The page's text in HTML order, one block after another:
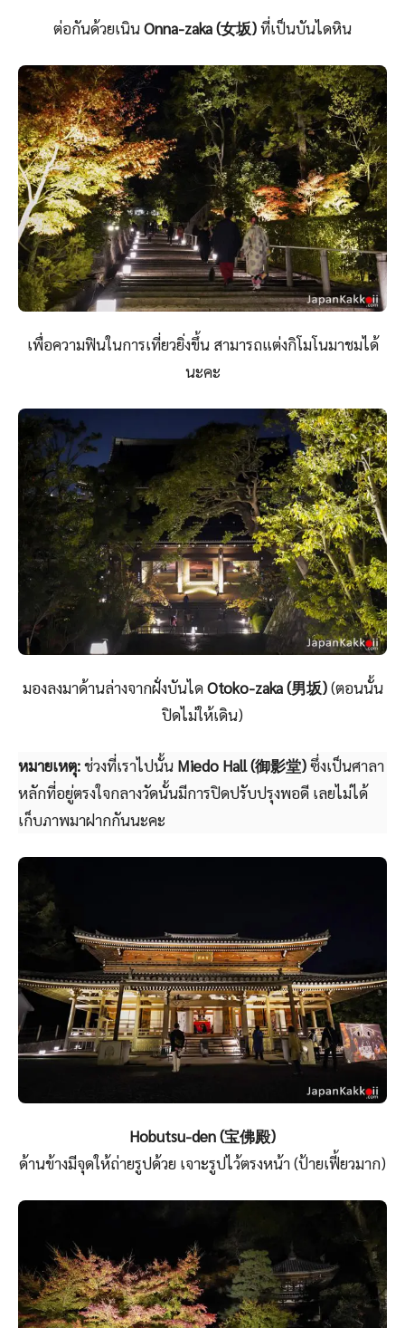
ต่อกันด้วยเนินOnna-zaka (女坂)ที่เป็นบันไดหิน
เพื่อความฟินในการเที่ยวยิ่งขึ้น สามารถแต่งกิโมโนมาชมได้
นะคะ
มองลงมาด้านล่างจากฝั่งบันไดOtoko-zaka (男坂)(ตอนนั้น
ปิดไม่ให้เดิน)
หมายเหตุ:ช่วงที่เราไปนั้น Miedo Hall (御影堂)ซึ่งเป็นศาลา
หลักที่อยู่ตรงใจกลางวัดนั้นมีการปิดปรับปรุงพอดี เลยไม่ได้
เก็บภาพมาฝากกันนะคะ
Hobutsu-den (宝佛殿)
ด้านข้างมีจุดให้ถ่ายรูปด้วย เจาะรูปไว้ตรงหน้า (ป้ายเฟี้ยวมาก)